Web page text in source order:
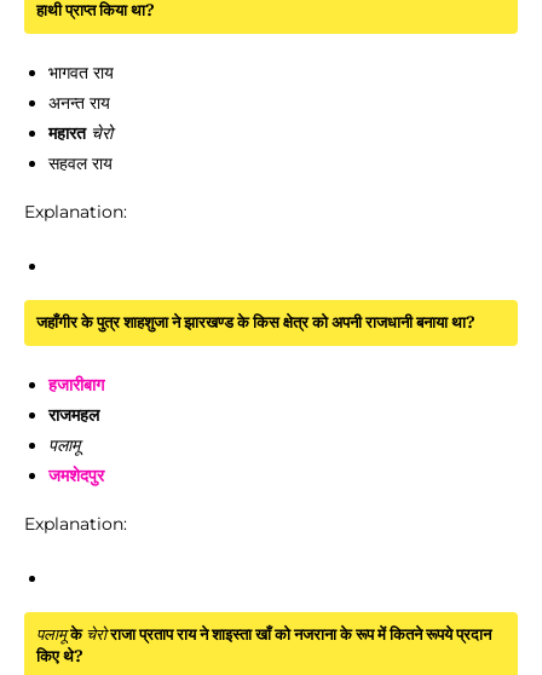
हाथी प्राप्त किया था?
भागवत राय
अनन्त राय
महारत चेरो
सहवल राय
Explanation:
जहाँगीर के पुत्र शाहशुजा ने झारखण्ड के किस क्षेत्र को अपनी राजधानी बनाया था?
हजारीबाग
राजमहल
पलामू
जमशेदपुर
Explanation:
पलामूके चेरोराजा प्रताप राय ने शाइस्ता खाँ को नजराना के रूप में कितने रूपये प्रदान
किए थे?